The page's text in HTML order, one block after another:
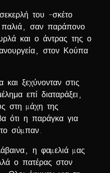
του –σκέτο
παλιά, σαν παράπονο
και ο άντρας της ο
στον Κούπα
ξεχύνονταν στις
επί διαταράξει,
στη µάχη της
ότι η παράγκα για
σύµπαν.
η φαµελιά µας
ο πατέρας στον